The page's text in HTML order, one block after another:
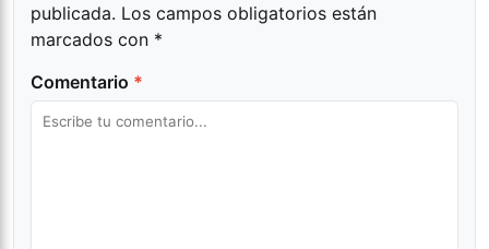
publicada. Los campos obligatorios están
marcados con *
Comentario *